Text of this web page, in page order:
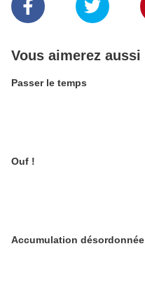
Vous aimerez aussi
Passer le temps
Ouf !
Accumulation désordonnée